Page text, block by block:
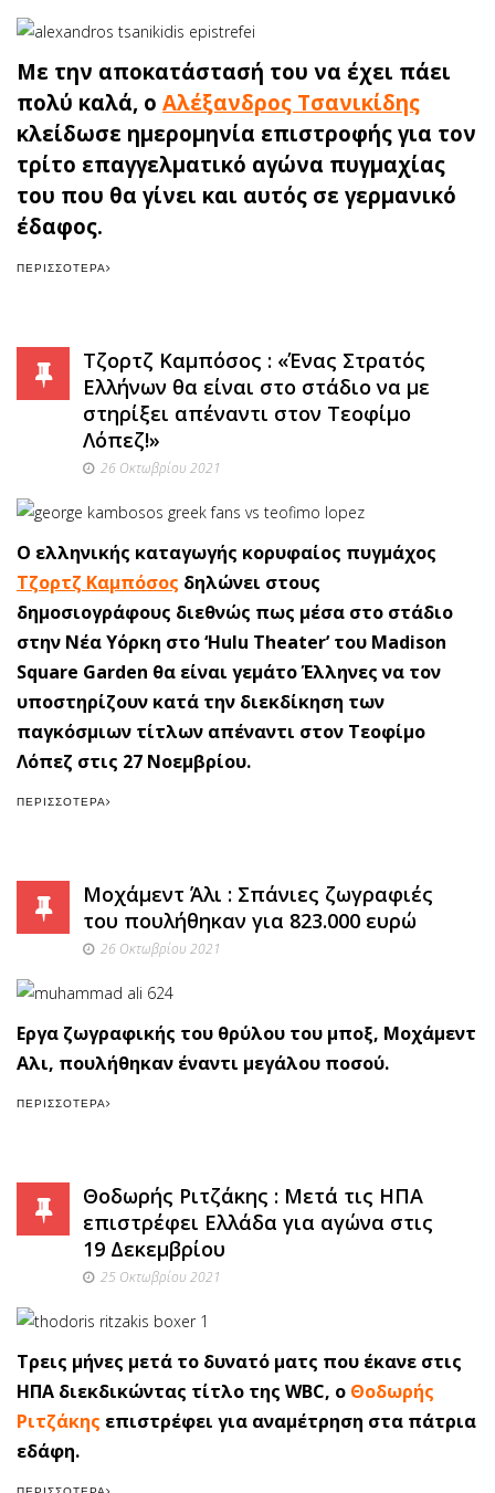
Με την αποκατάστασή του να έχει πάει
πολύ καλά, ο Αλέξανδρος Τσανικίδης
κλείδωσε ημερομηνία επιστροφής για τον
τρίτο επαγγελματικό αγώνα πυγμαχίας
του που θα γίνει και αυτός σε γερμανικό
έδαφος.
ΠΕΡΙΣΣΌΤΕΡΑ
Τζορτζ Καμπόσος : «Ένας Στρατός
Ελλήνων θα είναι στο στάδιο να με
στηρίξει απέναντι στον Τεοφίμο
Λόπεζ!»
26 Οκτωβρίου 2021
Ο ελληνικής καταγωγής κορυφαίος πυγμάχος
Τζορτζ Καμπόσος δηλώνει στους
δημοσιογράφους διεθνώς πως μέσα στο στάδιο
στην Νέα Υόρκη στο ‘Hulu Theater’ του Madison
Square Garden θα είναι γεμάτο Έλληνες να τον
υποστηρίζουν κατά την διεκδίκηση των
παγκόσμιων τίτλων απέναντι στον Τεοφίμο
Λόπεζ στις 27 Νοεμβρίου.
ΠΕΡΙΣΣΌΤΕΡΑ
Μοχάμεντ Άλι : Σπάνιες ζωγραφιές
του πουλήθηκαν για 823.000 ευρώ
26 Οκτωβρίου 2021
Εργα ζωγραφικής του θρύλου του μποξ, Μοχάμεντ
Αλι, πουλήθηκαν έναντι μεγάλου ποσού.
ΠΕΡΙΣΣΌΤΕΡΑ
Θοδωρής Ριτζάκης : Μετά τις ΗΠΑ
επιστρέφει Ελλάδα για αγώνα στις
19 Δεκεμβρίου
25 Οκτωβρίου 2021
Τρεις μήνες μετά το δυνατό ματς που έκανε στις
ΗΠΑ διεκδικώντας τίτλο της WBC, ο Θοδωρής
Ριτζάκης επιστρέφει για αναμέτρηση στα πάτρια
εδάφη.